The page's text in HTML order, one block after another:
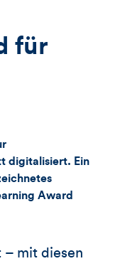
für
digitalisiert. Ein
Award
– mit diesen